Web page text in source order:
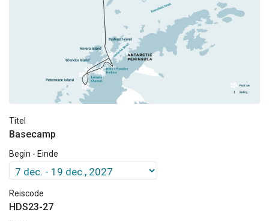
Titel
Basecamp
Begin - Einde
Reiscode
HDS23-27